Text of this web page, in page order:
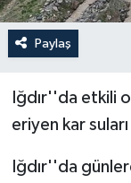
Paylaş
Iğdır''da etkili
eriyen kar
Iğdır''da